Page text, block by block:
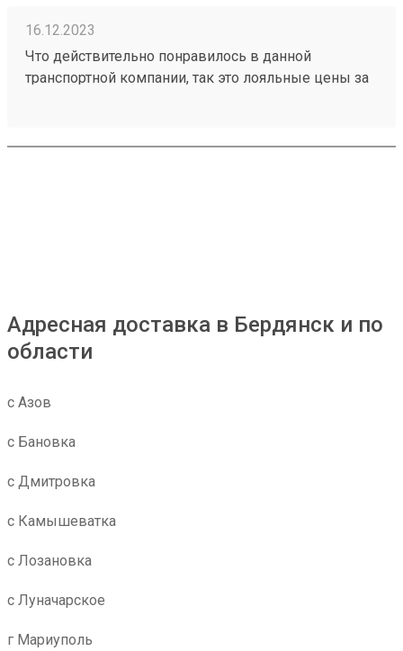
16.12.2023
Что действительно понравилось в данной
транспортной компании, так это лояльные цены за
к получателям грузов. Чего действительно не
Адресная доставка в Бердянск и по
области
с Азов
с Бановка
с Дмитровка
с Камышеватка
с Лозановка
с Луначарское
г Мариуполь